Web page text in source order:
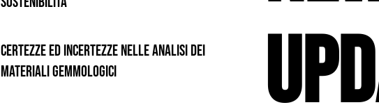
Certezze ed incertezze nelle analisi dei
materiali gemmologici